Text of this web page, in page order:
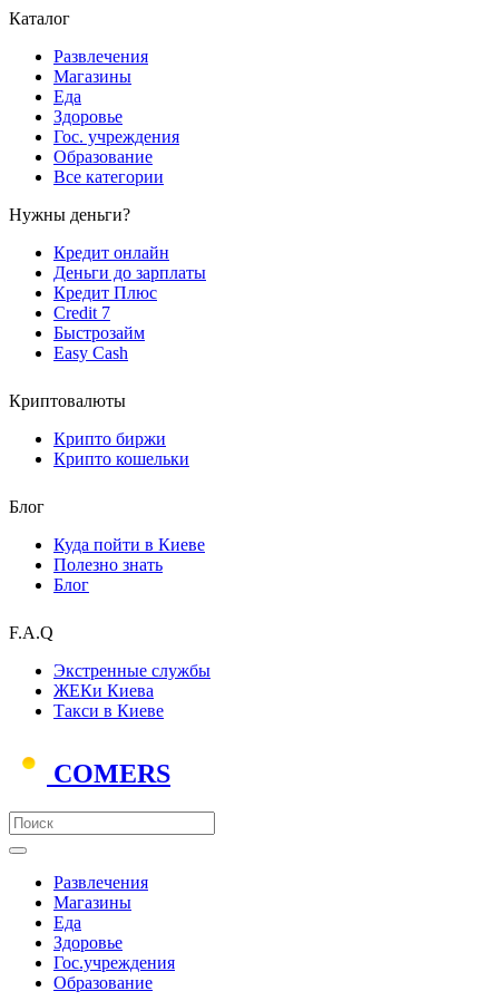
Каталог
Развлечения
Магазины
Еда
Здоровье
Гос. учреждения
Образование
Все категории
Нужны деньги?
Кредит онлайн
Деньги до зарплаты
Кредит Плюс
Credit 7
Быстрозайм
Easy Cash
Криптовалюты
Крипто биржи
Крипто кошельки
Блог
Куда пойти в Киеве
Полезно знать
Блог
F.A.Q
Экстренные службы
ЖЕКи Киева
Такси в Киеве
COMERS
Развлечения
Магазины
Еда
Здоровье
Гос.учреждения
Образование